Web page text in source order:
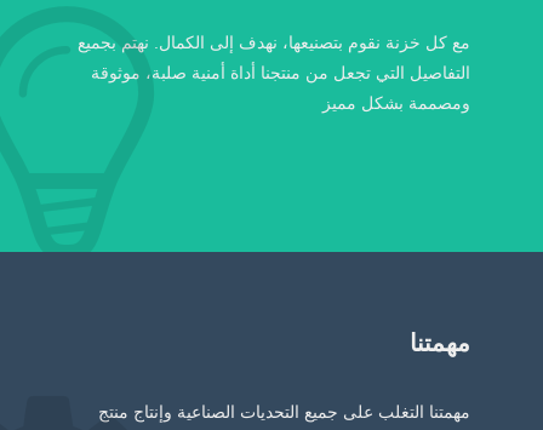
مع كل خزنة نقوم بتصنيعها، نهدف إلى الكمال. نهتم بجميع
التفاصيل التي تجعل من منتجنا أداة أمنية صلبة، موثوقة
ومصممة بشكل مميز
مهمتنا
مهمتنا التغلب على جميع التحديات الصناعية وإنتاج منتج